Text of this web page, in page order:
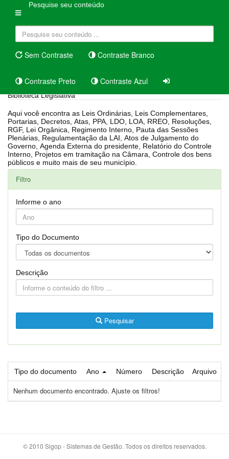
Pesquise seu conteúdo
Sem Contraste Contraste Branco
Contraste Preto Contraste Azul
Biblioteca Legislativa
Aqui você encontra as Leis Ordinárias, Leis Complementares,
Portarias, Decretos, Atas, PPA, LDO, LOA, RREO, Resoluções,
RGF, Lei Orgânica, Regimento Interno, Pauta das Sessões
Plenárias, Regulamentação da LAI, Atos de Julgamento do
Governo, Agenda Externa do presidente, Relatório do Controle
Interno, Projetos em tramitação na Câmara, Controle dos bens
públicos e muito mais de seu município.
Filtro
Informe o ano
Tipo do Documento
Descrição
Pesquisar
Tipo do documento Ano Número Descrição Arquivo
Nenhum documento encontrado. Ajuste os filtros!
© 2010 Sigop - Sistemas de Gestão. Todos os direitos reservados.